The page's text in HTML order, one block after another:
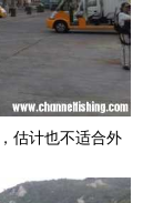
估计也不适合外